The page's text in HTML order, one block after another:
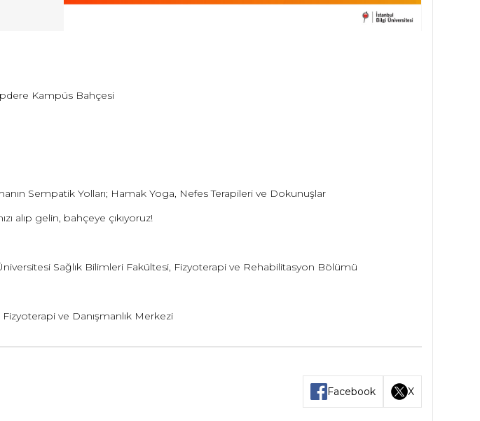
Kampüs Bahçesi
Sempatik Yolları; Hamak Yoga, Nefes Terapileri ve Dokunuşlar
alıp gelin, bahçeye çıkıyoruz!
Sağlık Bilimleri Fakültesi, Fizyoterapi ve Rehabilitasyon Bölümü
ve Danışmanlık Merkezi
Facebook X